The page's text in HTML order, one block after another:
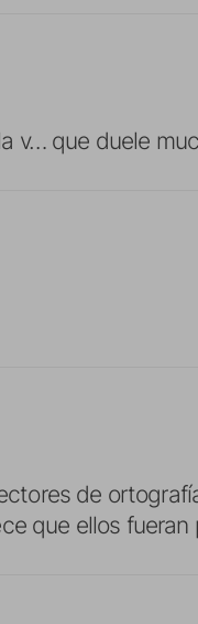
v… que duele
de
que ellos fueran